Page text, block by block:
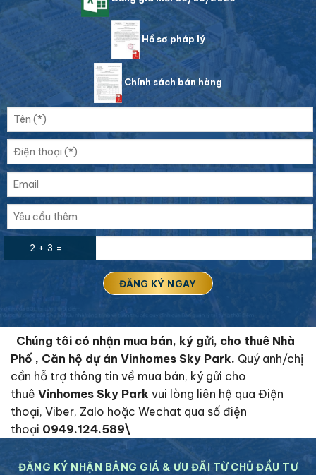
Hồ sơ pháp lý
Chính sách bán hàng
2 + 3 =
Chúng tôi có nhận mua bán, ký gửi, cho thuê Nhà
Phố , Căn hộ dự án Vinhomes Sky Park. Quý anh/chị
cần hỗ trợ thông tin về mua bán, ký gửi cho
thuê Vinhomes Sky Park vui lòng liên hệ qua Điện
thoại, Viber, Zalo hoặc Wechat qua số điện
thoại 0949.124.589\
ĐĂNG KÝ NHẬN BẢNG GIÁ & ƯU ĐÃI TỪ CHỦ ĐẦU TƯ